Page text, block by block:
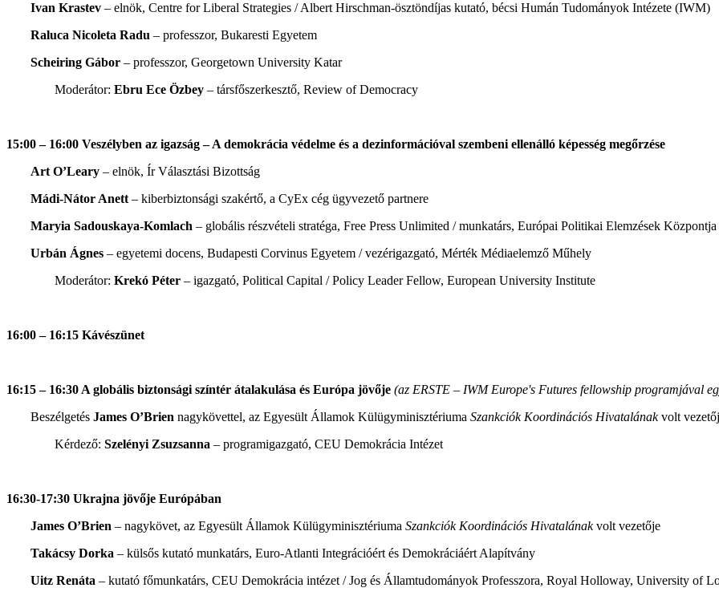
Ivan Krastev – elnök, Centre for Liberal Strategies / Albert Hirschman-ösztöndíjas kutató, bécsi Humán Tudományok Intézete (IWM)
Raluca Nicoleta Radu – professzor, Bukaresti Egyetem
Scheiring Gábor – professzor, Georgetown University Katar
Moderátor: Ebru Ece Özbey – társfőszerkesztő, Review of Democracy
15:00 – 16:00 Veszélyben az igazság – A demokrácia védelme és a dezinformációval szembeni ellenálló képesség megőrzése
Art O’Leary – elnök, Ír Választási Bizottság
Mádi-Nátor Anett – kiberbiztonsági szakértő, a CyEx cég ügyvezető partnere
Maryia Sadouskaya-Komlach – globális részvételi stratéga, Free Press Unlimited / munkatárs, Európai Politikai Elemzések Központja
Urbán Ágnes – egyetemi docens, Budapesti Corvinus Egyetem / vezérigazgató, Mérték Médiaelemző Műhely
Moderátor: Krekó Péter – igazgató, Political Capital / Policy Leader Fellow, European University Institute
16:00 – 16:15 Kávészünet
16:15 – 16:30 A globális biztonsági színtér átalakulása és Európa jövője (az ERSTE – IWM Europe's Futures fellowship programjával
Beszélgetés James O’Brien nagykövettel, az Egyesült Államok Külügyminisztériuma Szankciók Koordinációs Hivatalánakvolt
Kérdező: Szelényi Zsuzsanna – programigazgató, CEU Demokrácia Intézet
16:30-17:30 Ukrajna jövője Európában
James O’Brien – nagykövet, az Egyesült Államok Külügyminisztériuma Szankciók Koordinációs Hivatalánakvolt vezetője
Takácsy Dorka – külsős kutató munkatárs, Euro-Atlanti Integrációért és Demokráciáért Alapítvány
Uitz Renáta – kutató főmunkatárs, CEU Demokrácia intézet / Jog és Államtudományok Professzora, Royal Holloway, University of